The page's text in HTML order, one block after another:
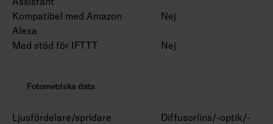
Kompatibel med Amazon
Alexa
Nej
Med stöd för IFTTT Nej
Fotometriska data
Ljusfördelare/spridare
Diffusorlins/-optik/-